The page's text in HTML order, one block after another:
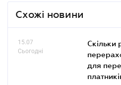
Схожі новини
15.07
Сьогодні
Скільки
для